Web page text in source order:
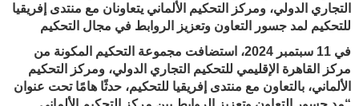
التجاري الدولي، ومركز التحكيم الألماني يتعاونان مع منتدى إفريقيا
للتحكيم لمد جسور التعاون وتعزيز الروابط في مجال التحكيم
في 11 سبتمبر 2024، استضافت مجموعة التحكيم المكونة من
مركز القاهرة الإقليمي للتحكيم التجاري الدولي، ومركز التحكيم
الألماني، بالتعاون مع منتدى إفريقيا للتحكيم، حدثًا هامًا تحت عنوان